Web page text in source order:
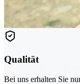
Qualität
Bei uns erhalten Sie